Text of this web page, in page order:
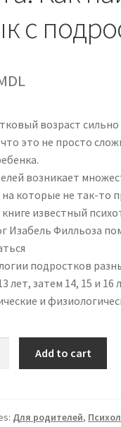
с
возраст
это не просто
возникает
которые не так-то
известный
Изабель Филльоза
подростков
лет, затем 14, 15 и
и
Add to cart
Для родителей,